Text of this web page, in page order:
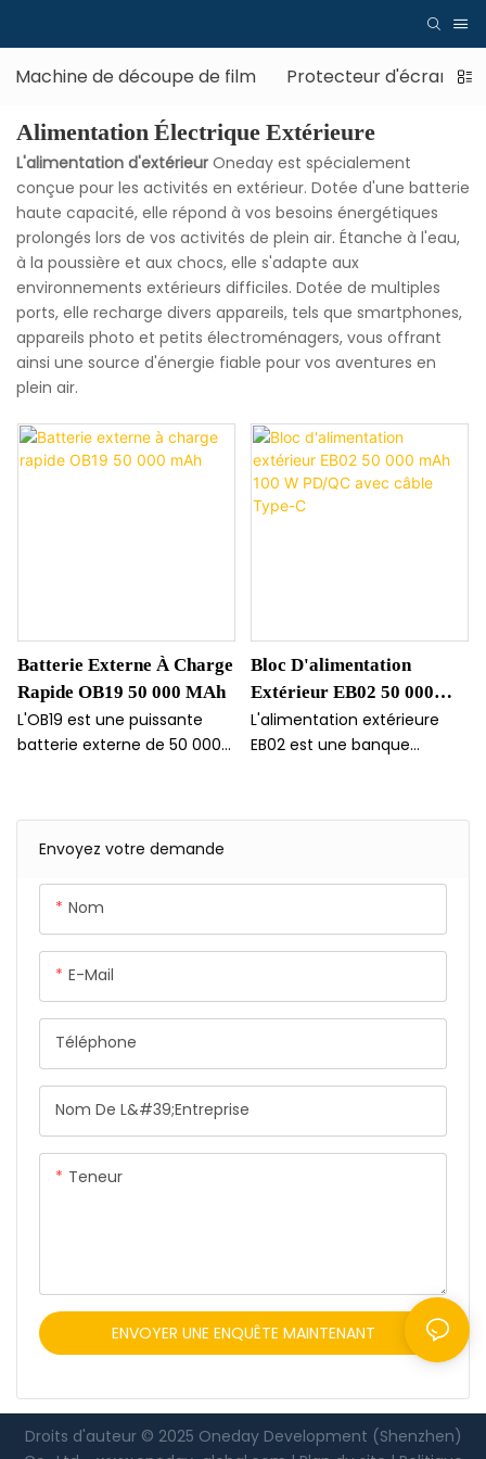
Machine de découpe de film Protecteur d'écran
Alimentation Électrique Extérieure
L'alimentation d'extérieur Oneday est spécialement
conçue pour les activités en extérieur. Dotée d'une batterie
haute capacité, elle répond à vos besoins énergétiques
prolongés lors de vos activités de plein air. Étanche à l'eau,
à la poussière et aux chocs, elle s'adapte aux
environnements extérieurs difficiles. Dotée de multiples
ports, elle recharge divers appareils, tels que smartphones,
appareils photo et petits électroménagers, vous offrant
ainsi une source d'énergie fiable pour vos aventures en
plein air.
Envoyez votre demande
Nom
E-Mail
Téléphone
Nom De L&#39;entreprise
Teneur
ENVOYER UNE ENQUÊTE MAINTENANT
Batterie Externe À Charge
Rapide OB19 50 000 MAh
L'OB19 est une puissante
batterie externe de 50 000
charge rapide et plusieurs
ports USB pour alimenter
performances optimales,
pour les voyages au long
cours.
Bloc D'alimentation
Extérieur EB02 50 000
MAh 100 W PD/QC Avec
Câble Type-C
L'alimentation extérieure
EB02 est une banque
capacité de 50 000 mAh et
Droits d'auteur © 2025 Oneday Development (Shenzhen)